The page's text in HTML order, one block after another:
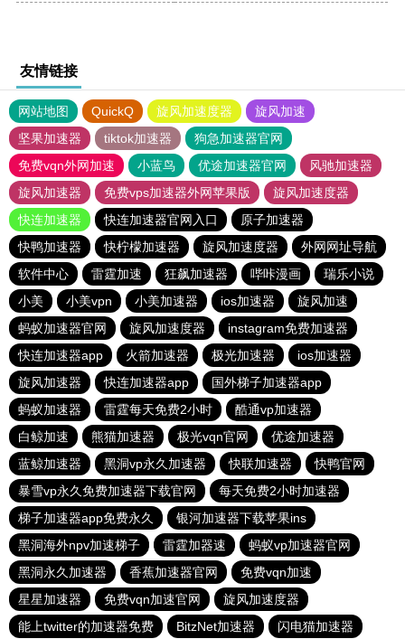
友情链接
网站地图 QuickQ 旋风加速度器
旋风加速
坚果加速器
tiktok加速器
狗急加速器官网
免费vqn外网加速
小蓝鸟 优途加速器官网
风驰加速器
旋风加速器
免费vps加速器外网苹果版
旋风加速度器
快连加速器
快连加速器官网入口
原子加速器
快鸭加速器
快柠檬加速器 旋风加速度器
外网网址导航
软件中心
雷霆加速 狂飙加速器 哔咔漫画
瑞乐小说
小美
小美vpn 小美加速器 ios加速器
旋风加速
蚂蚁加速器官网
旋风加速度器
instagram免费加速器
快连加速器app
火箭加速器 极光加速器
ios加速器
旋风加速器
快连加速器app
国外梯子加速器app
蚂蚁加速器
雷霆每天免费2小时
酷通vp加速器
白鲸加速
熊猫加速器 极光vqn官网
优途加速器
蓝鲸加速器
黑洞vp永久加速器 快联加速器
快鸭官网
暴雪vp永久免费加速器下载官网
每天免费2小时加速器
梯子加速器app免费永久
银河加速器下载苹果ins
黑洞海外npv加速梯子
雷霆加器速
蚂蚁vp加速器官网
黑洞永久加速器
香蕉加速器官网
免费vqn加速
星星加速器
免费vqn加速官网
旋风加速度器
能上twitter的加速器免费
BitzNet加速器 闪电猫加速器